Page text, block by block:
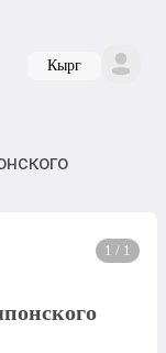
Кырг
1 / 1